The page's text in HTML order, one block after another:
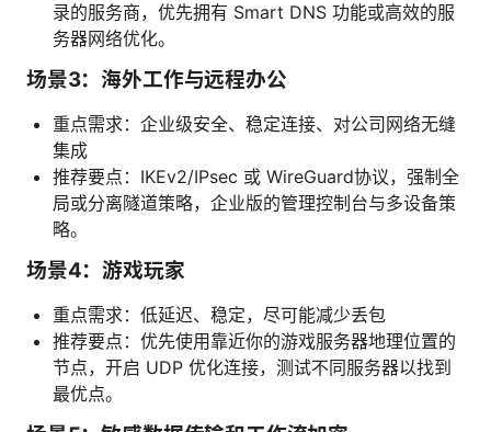
录的服务商，优先拥有 Smart DNS 功能或高效的服
务器网络优化。
场景3：海外工作与远程办公
重点需求：企业级安全、稳定连接、对公司网络无缝
集成
推荐要点：IKEv2/IPsec 或 WireGuard协议，强制全
局或分离隧道策略，企业版的管理控制台与多设备策
略。
场景4：游戏玩家
重点需求：低延迟、稳定，尽可能减少丢包
推荐要点：优先使用靠近你的游戏服务器地理位置的
节点，开启 UDP 优化连接，测试不同服务器以找到
最优点。